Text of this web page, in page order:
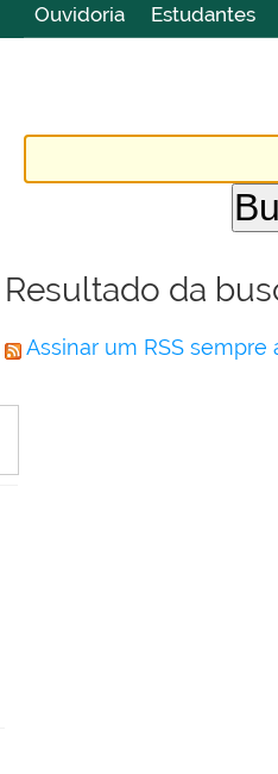
Ouvidoria
Estudantes
Resultado da
Assinar um RSS sempre